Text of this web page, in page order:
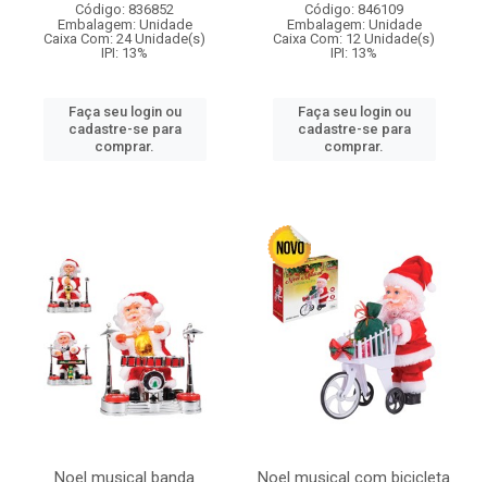
Código: 836852
Embalagem: Unidade
Caixa Com: 24 Unidade(s)
IPI: 13%
Faça seu login ou
cadastre-se para
comprar.
Código: 846109
Embalagem: Unidade
Caixa Com: 12 Unidade(s)
IPI: 13%
Faça seu login ou
cadastre-se para
comprar.
Noel musical banda
Noel musical com bicicleta